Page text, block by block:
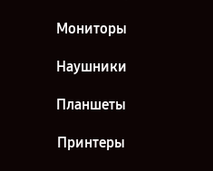
Мониторы
Наушники
Планшеты
Принтеры